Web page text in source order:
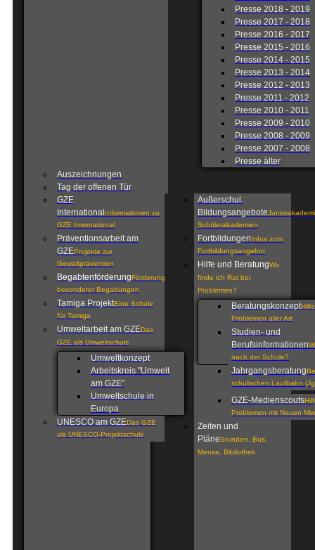
Presse 2018 - 2019
Presse 2017 - 2018
Presse 2016 - 2017
Presse 2015 - 2016
Presse 2014 - 2015
Presse 2013 - 2014
Presse 2012 - 2013
Presse 2011 - 2012
Presse 2010 - 2011
Presse 2009 - 2010
Presse 2008 - 2009
Presse 2007 - 2008
Presse älter
Auszeichnungen
Tag der offenen Tür
GZE
International Informationen zu
GZE International
Präventionsarbeit am
GZEProjekte zur
Gewaltprävention
BegabtenförderungFörderung
besonderer Begabungen
Tamiga ProjektEine Schule
für Tamiga
Umweltarbeit am GZEDas
GZE als Umweltschule
Umweltkonzept
Arbeitskreis "Umwelt
am GZE"
Umweltschule in
Europa
UNESCO am GZEDas GZE
als UNESCO-Projektschule
Außerschul.
Bildungsangebote
Schülerakademien
FortbildungenInfos zum
Fortbildungsangebot
Hilfe und BeratungWo
finde ich Rat bei
Problemen?
Beratungskonzept
Problemen aller Art
Studien- und
Berufsinformationen
nach der Schule?
Jahrgangsberatung
schulischen Laufbahn
GZE-Medienscouts
Problemen mit Neuen
Zeiten und
PläneStunden, Bus,
Mensa, Bibliothek